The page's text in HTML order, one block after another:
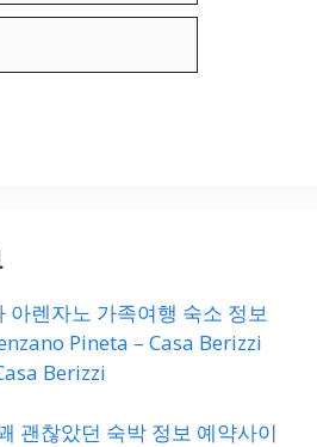
아렌자노 가족여행 숙소 정보
Pineta – Casa Berizzi
Berizzi
괜찮았던 숙박 정보 예약사이